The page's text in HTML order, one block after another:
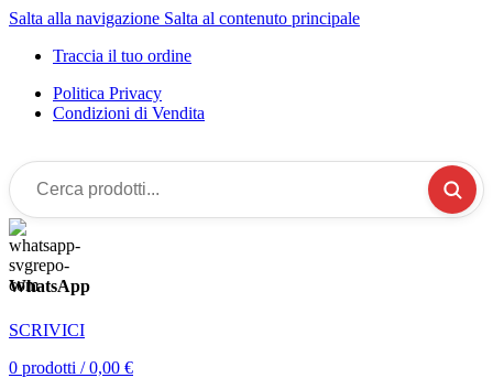
Salta alla navigazione Salta al contenuto principale
Traccia il tuo ordine
Politica Privacy
Condizioni di Vendita
Cerca
prodotti...
WhatsApp
SCRIVICI
0 prodotti / 0,00 €